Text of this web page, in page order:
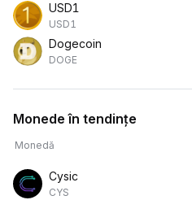
USD1
USD1
Dogecoin
DOGE
Monede în tendințe
Monedă
Cysic
CYS